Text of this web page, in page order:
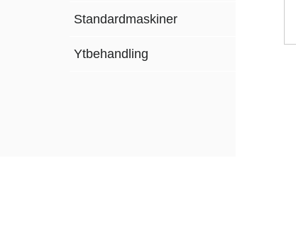
Standardmaskiner
Ytbehandling